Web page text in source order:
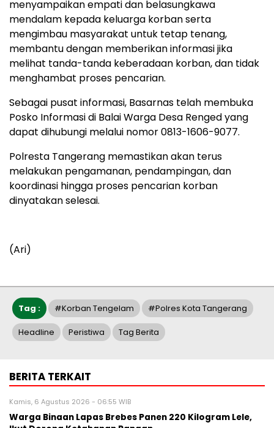
menyampaikan empati dan belasungkawa
mendalam kepada keluarga korban serta
mengimbau masyarakat untuk tetap tenang,
membantu dengan memberikan informasi jika
melihat tanda-tanda keberadaan korban, dan tidak
menghambat proses pencarian.
Sebagai pusat informasi, Basarnas telah membuka
Posko Informasi di Balai Warga Desa Renged yang
dapat dihubungi melalui nomor 0813-1606-9077.
Polresta Tangerang memastikan akan terus
melakukan pengamanan, pendampingan, dan
koordinasi hingga proses pencarian korban
dinyatakan selesai.
(Ari)
Tag : #Korban Tengelam #Polres Kota Tangerang
Headline Peristiwa Tag Berita
BERITA TERKAIT
Kamis, 6 Agustus 2026 - 06:55 WIB
Warga Binaan Lapas Brebes Panen 220 Kilogram Lele,